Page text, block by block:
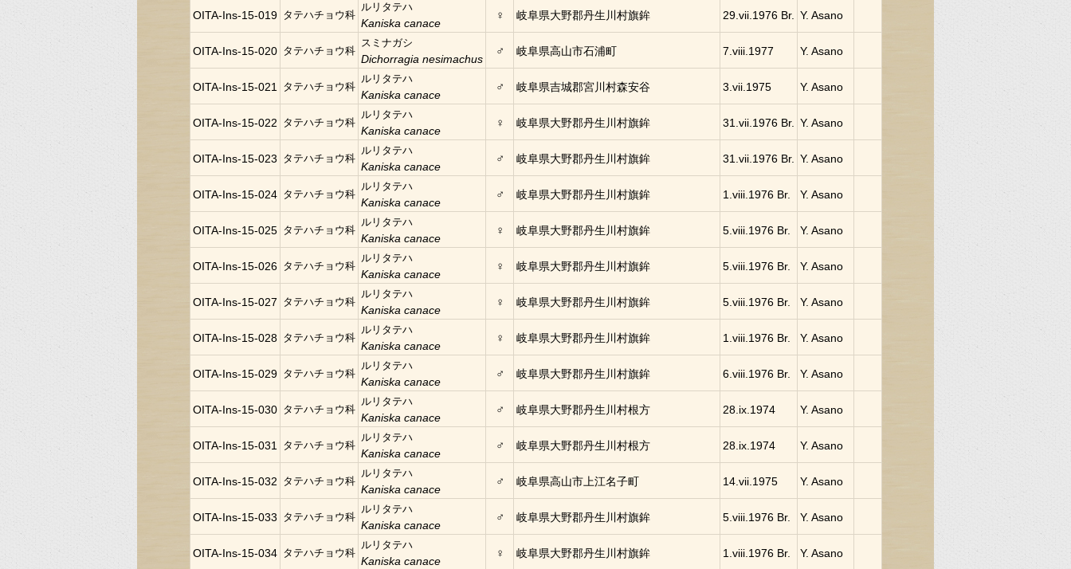
OITA-Ins-15-019 タテハチョウ科
ルリタテハ
Kaniska canace
♀ 岐阜県大野郡丹生川村旗鉾 29.vii.1976 Br. Y. Asano
OITA-Ins-15-020 タテハチョウ科
スミナガシ
Dichorragia nesimachus
♂ 岐阜県高山市石浦町 7.viii.1977 Y. Asano
OITA-Ins-15-021 タテハチョウ科
ルリタテハ
Kaniska canace
♂ 岐阜県吉城郡宮川村森安谷 3.vii.1975 Y. Asano
OITA-Ins-15-022 タテハチョウ科
ルリタテハ
Kaniska canace
♀ 岐阜県大野郡丹生川村旗鉾 31.vii.1976 Br. Y. Asano
OITA-Ins-15-023 タテハチョウ科
ルリタテハ
Kaniska canace
♂ 岐阜県大野郡丹生川村旗鉾 31.vii.1976 Br. Y. Asano
OITA-Ins-15-024 タテハチョウ科
ルリタテハ
Kaniska canace
♂ 岐阜県大野郡丹生川村旗鉾 1.viii.1976 Br. Y. Asano
OITA-Ins-15-025 タテハチョウ科
ルリタテハ
Kaniska canace
♀ 岐阜県大野郡丹生川村旗鉾 5.viii.1976 Br. Y. Asano
OITA-Ins-15-026 タテハチョウ科
ルリタテハ
Kaniska canace
♀ 岐阜県大野郡丹生川村旗鉾 5.viii.1976 Br. Y. Asano
OITA-Ins-15-027 タテハチョウ科
ルリタテハ
Kaniska canace
♀ 岐阜県大野郡丹生川村旗鉾 5.viii.1976 Br. Y. Asano
OITA-Ins-15-028 タテハチョウ科
ルリタテハ
Kaniska canace
♀ 岐阜県大野郡丹生川村旗鉾 1.viii.1976 Br. Y. Asano
OITA-Ins-15-029 タテハチョウ科
ルリタテハ
Kaniska canace
♂ 岐阜県大野郡丹生川村旗鉾 6.viii.1976 Br. Y. Asano
OITA-Ins-15-030 タテハチョウ科
ルリタテハ
Kaniska canace
♂ 岐阜県大野郡丹生川村根方 28.ix.1974 Y. Asano
OITA-Ins-15-031 タテハチョウ科
ルリタテハ
Kaniska canace
♂ 岐阜県大野郡丹生川村根方 28.ix.1974 Y. Asano
OITA-Ins-15-032 タテハチョウ科
ルリタテハ
Kaniska canace
♂ 岐阜県高山市上江名子町 14.vii.1975 Y. Asano
OITA-Ins-15-033 タテハチョウ科
ルリタテハ
Kaniska canace
♂ 岐阜県大野郡丹生川村旗鉾 5.viii.1976 Br. Y. Asano
OITA-Ins-15-034 タテハチョウ科
ルリタテハ
Kaniska canace
♀ 岐阜県大野郡丹生川村旗鉾 1.viii.1976 Br. Y. Asano